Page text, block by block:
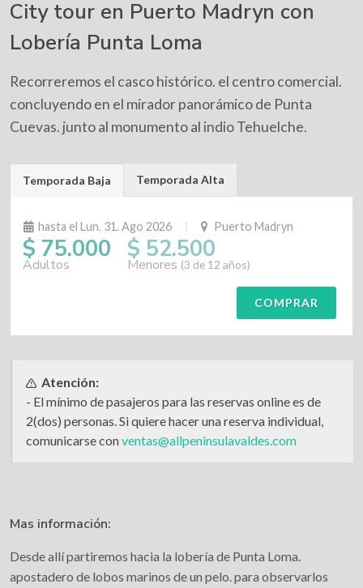
City tour en Puerto Madryn con
Lobería Punta Loma
Recorreremos el casco histórico. el centro comercial.
concluyendo en el mirador panorámico de Punta
Cuevas. junto al monumento al indio Tehuelche.
Temporada Baja Temporada Alta
hasta el Lun. 31. Ago 2026 Puerto Madryn
$ 75.000
Adultos
$ 52.500
Menores (3 de 12 años)
COMPRAR
Atención:
- El mínimo de pasajeros para las reservas online es de
2(dos) personas. Si quiere hacer una reserva individual,
comunicarse conventas@allpeninsulavaldes.com
Mas información:
Desde allí partiremos hacia la lobería de Punta Loma.
apostadero de lobos marinos de un pelo. para observarlos